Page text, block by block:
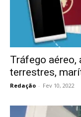
Tráfego
terrestres,
Redação - Fev 10, 2022